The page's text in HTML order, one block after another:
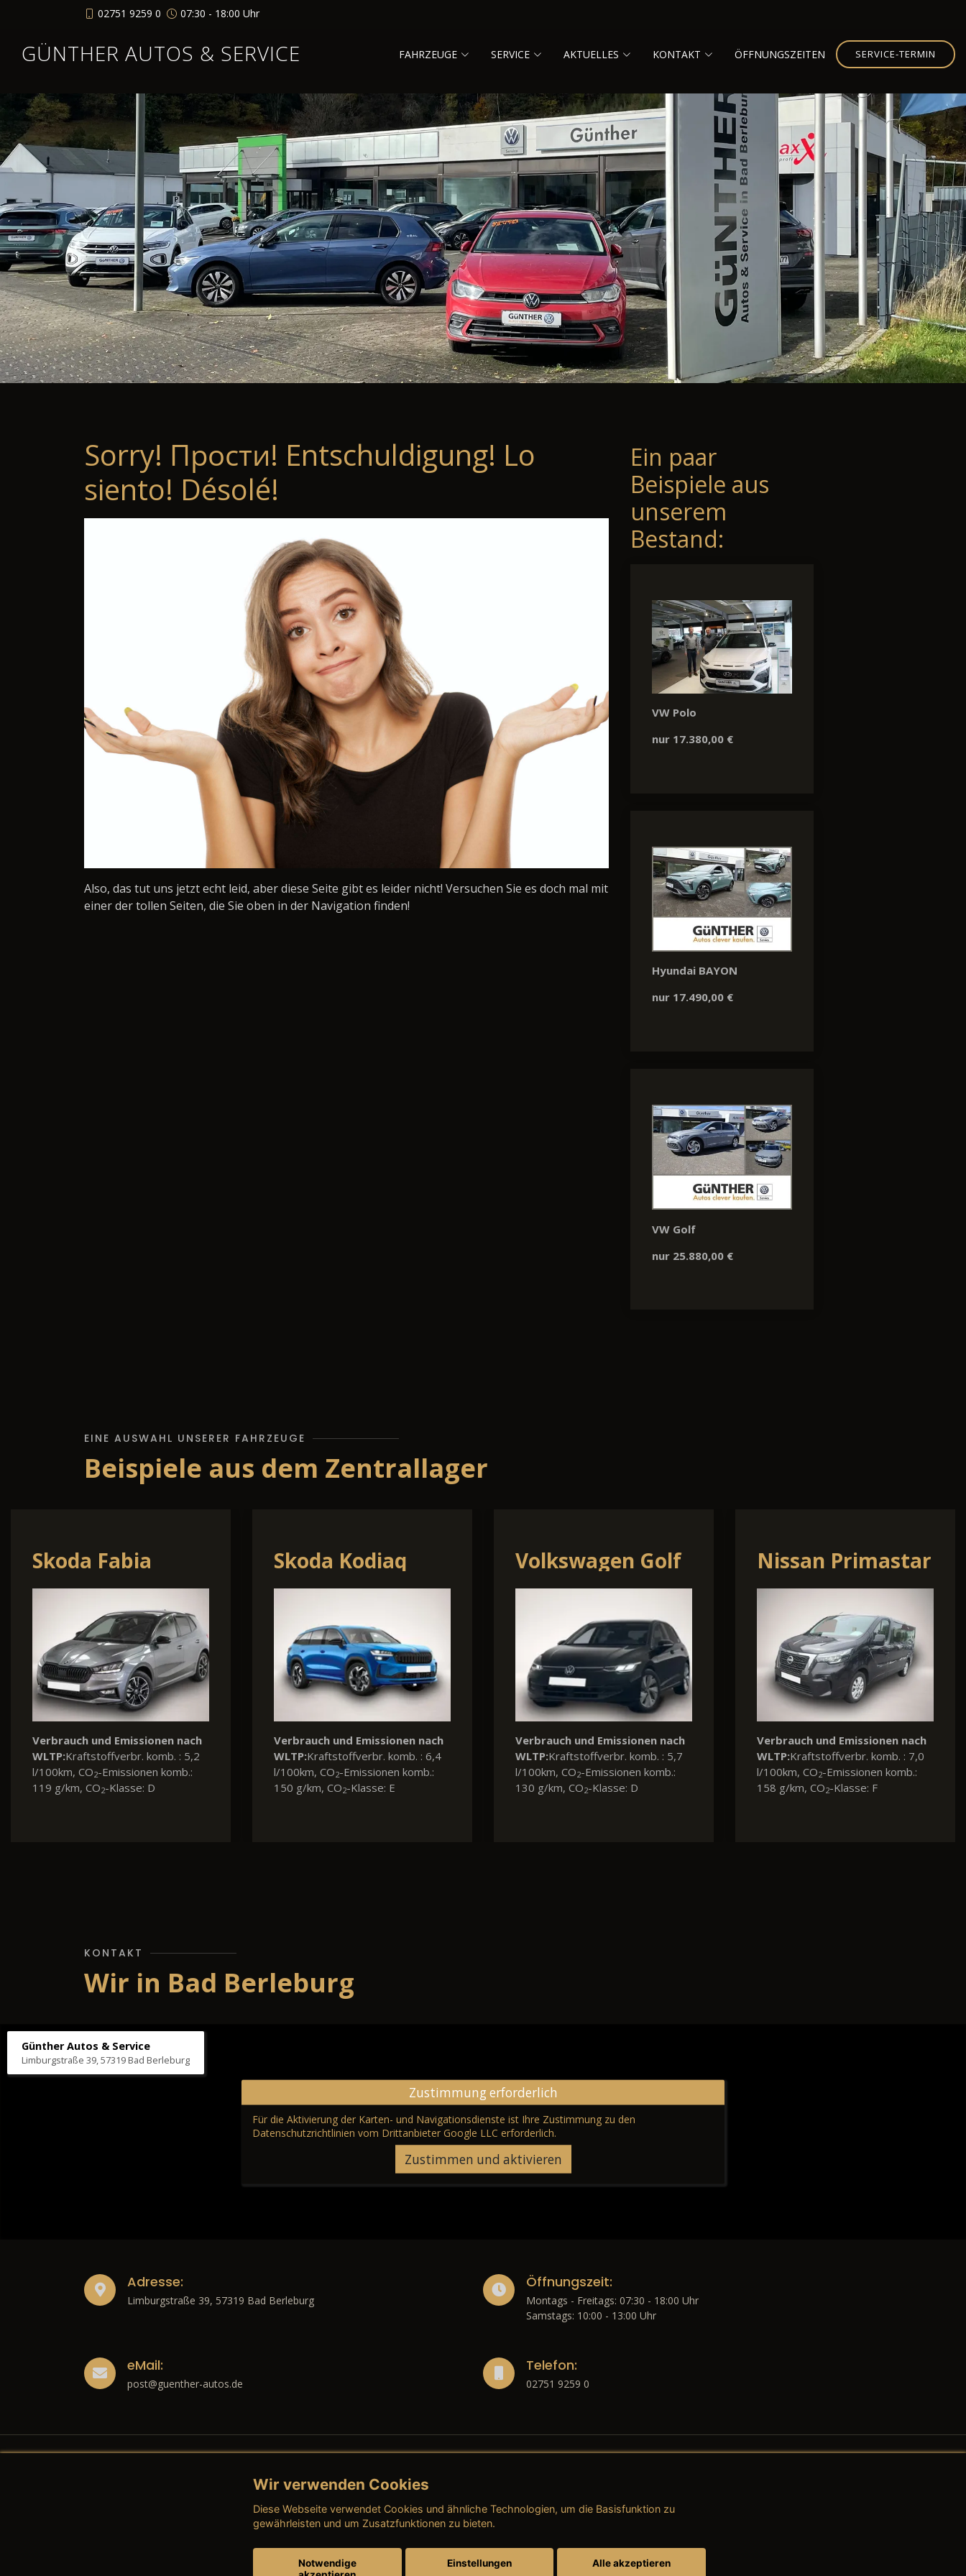
02751 9259 0 07:30 - 18:00 Uhr
GÜNTHER AUTOS & SERVICE FAHRZEUGE SERVICE AKTUELLES KONTAKT ÖFFNUNGSZEITEN SERVICE-TERMIN
Sorry! Прости! Entschuldigung! Lo
siento! Désolé!
Also, das tut uns jetzt echt leid, aber diese Seite gibt es leider nicht! Versuchen Sie es doch mal mit
einer der tollen Seiten, die Sie oben in der Navigation finden!
Ein paar
Beispiele aus
unserem
Bestand:
VW Polo
nur 17.380,00 €
Hyundai BAYON
nur 17.490,00 €
VW Golf
nur 25.880,00 €
EINE AUSWAHL UNSERER FAHRZEUGE
Beispiele aus dem Zentrallager
Cupra Terramar
Verbrauch und Emissionen nach
WLTP:Kraftstoffverbr. komb. : 8,4
l/100km, CO2-Emissionen komb.:
192 g/km, CO2-Klasse: G
Volkswagen
Taigo
Hyundai i30
Verbrauch und Emissionen nach
WLTP:Kraftstoffverbr. komb. : 5,8
l/100km, CO2-Emissionen komb.:
132 g/km, CO2-Klasse: D
Seat Ateca
Verbrauch und Emissionen nach
WLTP:Kraftstoffverbr. komb. : 6,5
l/100km, CO2-Emissionen komb.:
148 g/km, CO2-Klasse: E
KONTAKT
Wir in Bad Berleburg
Günther Autos & Service
Limburgstraße 39, 57319 Bad Berleburg
Zustimmung erforderlich
Für die Aktivierung der Karten- und Navigationsdienste ist Ihre Zustimmung zu den
Datenschutzrichtlinien vom Drittanbieter Google LLC erforderlich.
Zustimmen und aktivieren
Adresse:
Limburgstraße 39, 57319 Bad Berleburg
Öffnungszeit:
Montags - Freitags: 07:30 - 18:00 Uhr
Samstags: 10:00 - 13:00 Uhr
eMail:
post@guenther-autos.de
Telefon:
02751 9259 0
Rechtliches
→ Impressum
→ AGB (Neuwagen)
→ AGB (Teile & Zubehör)
Wir verwenden Cookies
Diese Webseite verwendet Cookies und ähnliche Technologien, um die Basisfunktion zu
gewährleisten und um Zusatzfunktionen zu bieten.
Notwendige
Einstellungen Alle akzeptieren